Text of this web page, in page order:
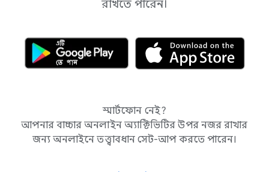
রাখতে পারেন।
স্মার্টফোন নেই?
আপনার বাচ্চার অনলাইন অ্যাক্টিভিটির উপর নজর রাখার
জন্য অনলাইনে তত্ত্বাবধান সেট-আপ করতে পারেন।